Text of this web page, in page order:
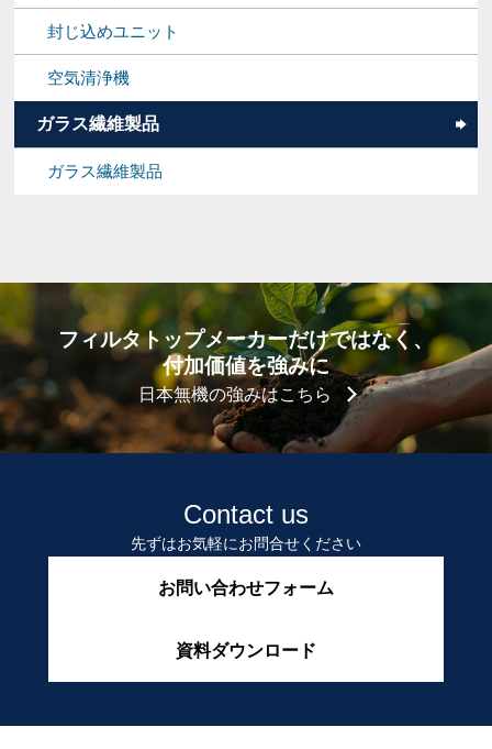
封じ込めユニット
空気清浄機
ガラス繊維製品
ガラス繊維製品
フィルタトップメーカーだけではなく、
付加価値を強みに
日本無機の強みはこちら
Contact us
先ずはお気軽にお問合せください
お問い合わせフォーム
資料ダウンロード